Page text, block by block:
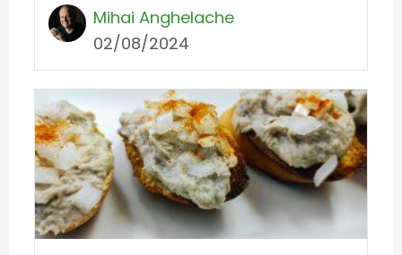
Mihai Anghelache
02/08/2024